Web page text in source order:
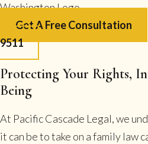
Get A Free Consultation
9511
Protecting Your Rights,
Being
At Pacific Cascade Legal, we
it can be to take on a family law